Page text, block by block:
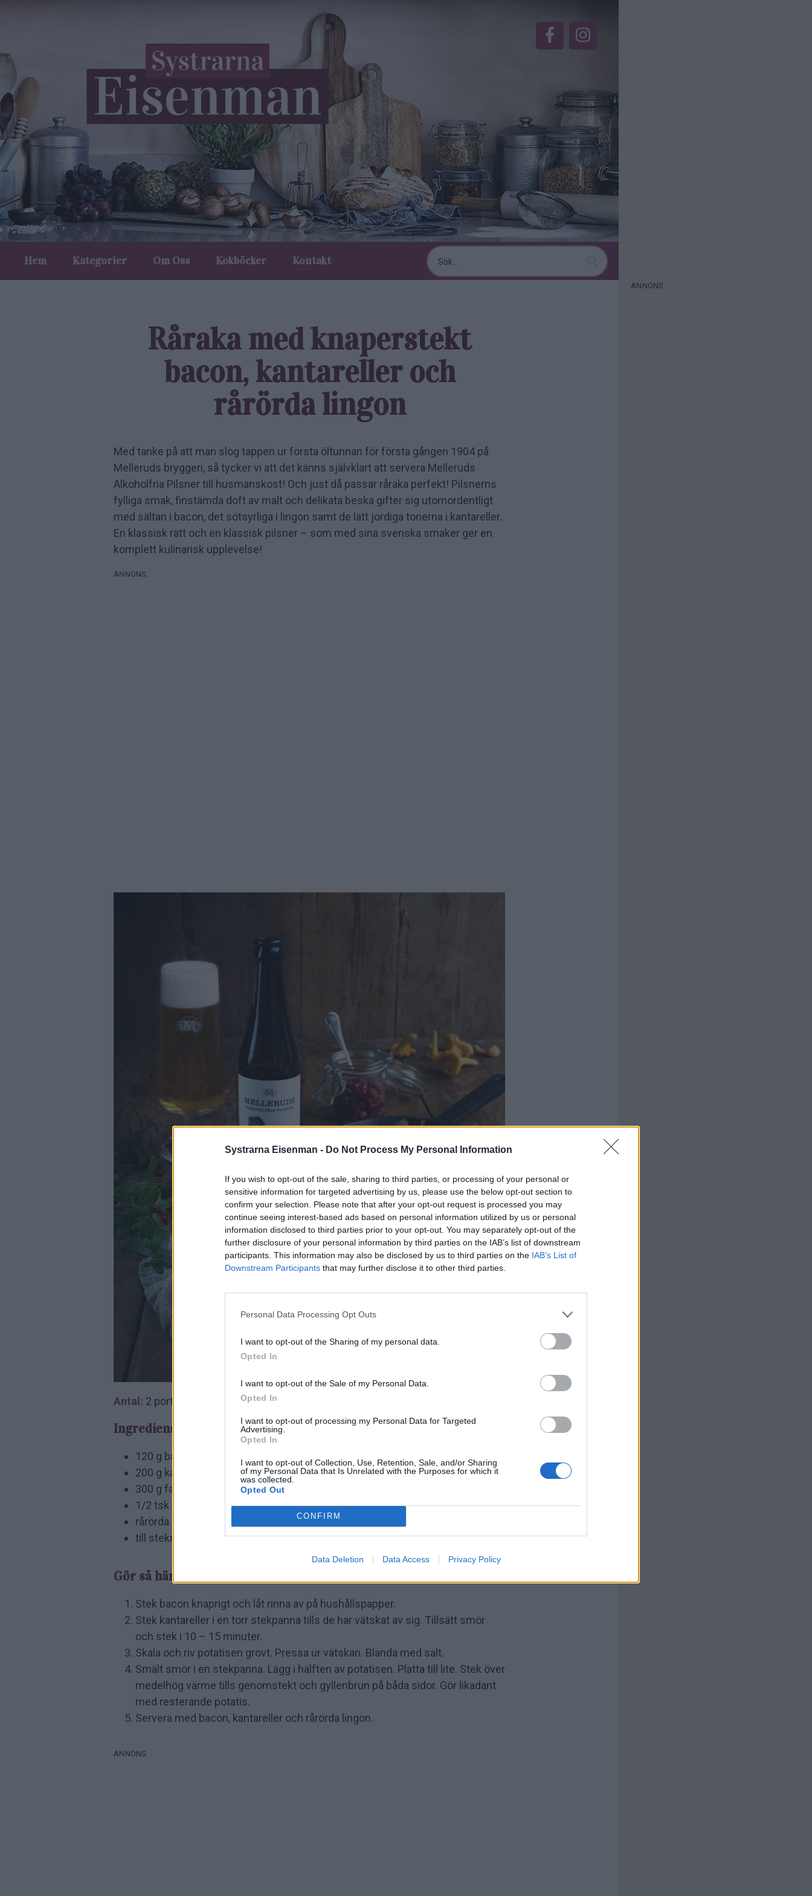
Systrarna Eisenman - Do Not Process My Personal Information
If you wish to opt-out of the sale, sharing to third parties, or processing of your personal or
sensitive information for targeted advertising by us, please use the below opt-out section to
confirm your selection. Please note that after your opt-out request is processed you may
continue seeing interest-based ads based on personal information utilized by us or personal
information disclosed to third parties prior to your opt-out. You may separately opt-out of the
further disclosure of your personal information by third parties on the IAB’s list of downstream
participants. This information may also be disclosed by us to third parties on the IAB’s List of
Downstream Participants that may further disclose it to other third parties.
Personal Data Processing Opt Outs
I want to opt-out of the Sharing of my personal data.
Opted In
I want to opt-out of the Sale of my Personal Data.
Opted In
I want to opt-out of processing my Personal Data for Targeted
Advertising.
Opted In
I want to opt-out of Collection, Use, Retention, Sale, and/or Sharing
of my Personal Data that Is Unrelated with the Purposes for which it
was collected.
Opted Out
CONFIRM
Data Deletion Data Access Privacy Policy
Hem Kategorier Om Oss Kokböcker Kontakt
Råraka med knaper­stekt
bacon, kantareller och
rårörda lingon
Med tanke på att man slog tappen ur första öltunnan för första gången 1904 på
Melleruds bryggeri, så tycker vi att det känns självklart att servera Melleruds
Alkoholfria Pilsner till husmanskost! Och just då passar råraka perfekt! Pilsnerns
fylliga smak, finstämda doft av malt och delikata beska gifter sig utomordentligt
med sältan i bacon, det sötsyrliga i lingon samt de lätt jordiga tonerna i kantareller.
En klassisk rätt och en klassisk pilsner – som med sina svenska smaker ger en
komplett kulinarisk upplevelse!
Antal: 2 portioner portioner
Ingredienser:
120 g bacon
200 g kantareller
300 g fast potatis
1/2 tsk salt
rårörda lingon
till stekning smör
Gör så här:
Stek bacon knaprigt och låt rinna av på hushållspapper.
Stek kantareller i en torr stekpanna tills de har vätskat av sig. Tillsätt smör
och stek i 10 – 15 minuter.
Skala och riv potatisen grovt. Pressa ur vätskan. Blanda med salt.
Smält smör i en stekpanna. Lägg i hälften av potatisen. Platta till lite. Stek över
medelhög värme tills genomstekt och gyllenbrun på båda sidor. Gör likadant
med resterande potatis.
Servera med bacon, kantareller och rårörda lingon.